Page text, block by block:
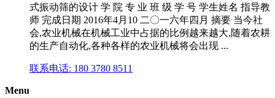
式振动筛的设计 学 院 专 业 班 级 学 号 学生姓名 指导教
师 完成日期 2016年4月10 二〇一六年四月 摘要 当今社
会,农业机械在机械工业中占据的比例越来越大,随着农耕
的生产自动化,各种各样的农业机械将会出现 ...
联系电话: 180 3780 8511
Menu